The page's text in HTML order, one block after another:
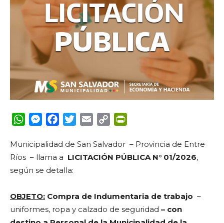
WhatsApp
Messenger
FacebookTwitterEmail Copy
Municipalidad de San Salvador – Provincia de Entre
Ríos – llama a LICITACIÓN PÚBLICA N° 01/2026,
según se detalla:
OBJETO: Compra de Indumentaria de trabajo –
uniformes, ropa y calzado de seguridad – con